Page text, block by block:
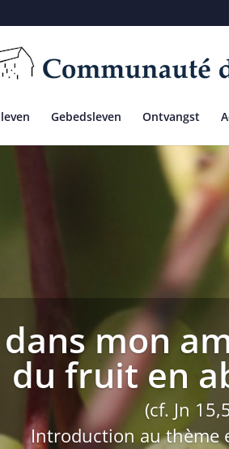
Gebedsleven Ontvangst
mon
du fruit en
(cf. Jn
Introduction au thème